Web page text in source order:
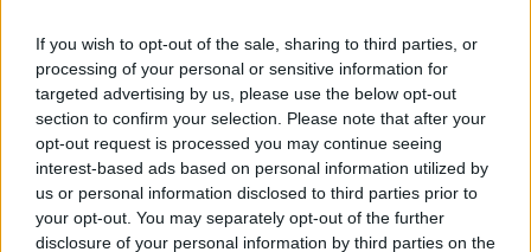
If you wish to opt-out of the sale, sharing to third parties, or
processing of your personal or sensitive information for
targeted advertising by us, please use the below opt-out
section to confirm your selection. Please note that after your
opt-out request is processed you may continue seeing
interest-based ads based on personal information utilized by
us or personal information disclosed to third parties prior to
your opt-out. You may separately opt-out of the further
disclosure of your personal information by third parties on the